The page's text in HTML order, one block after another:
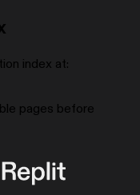
index at:
pages before